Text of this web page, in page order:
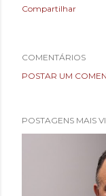
Compartilhar
COMENTÁRIOS
POSTAR UM
POSTAGENS MAIS